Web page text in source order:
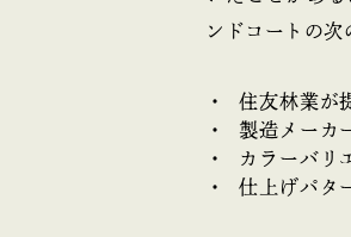
ンドコートの
住友林業が
製造メーカ
カラーバリ
仕上げパタ